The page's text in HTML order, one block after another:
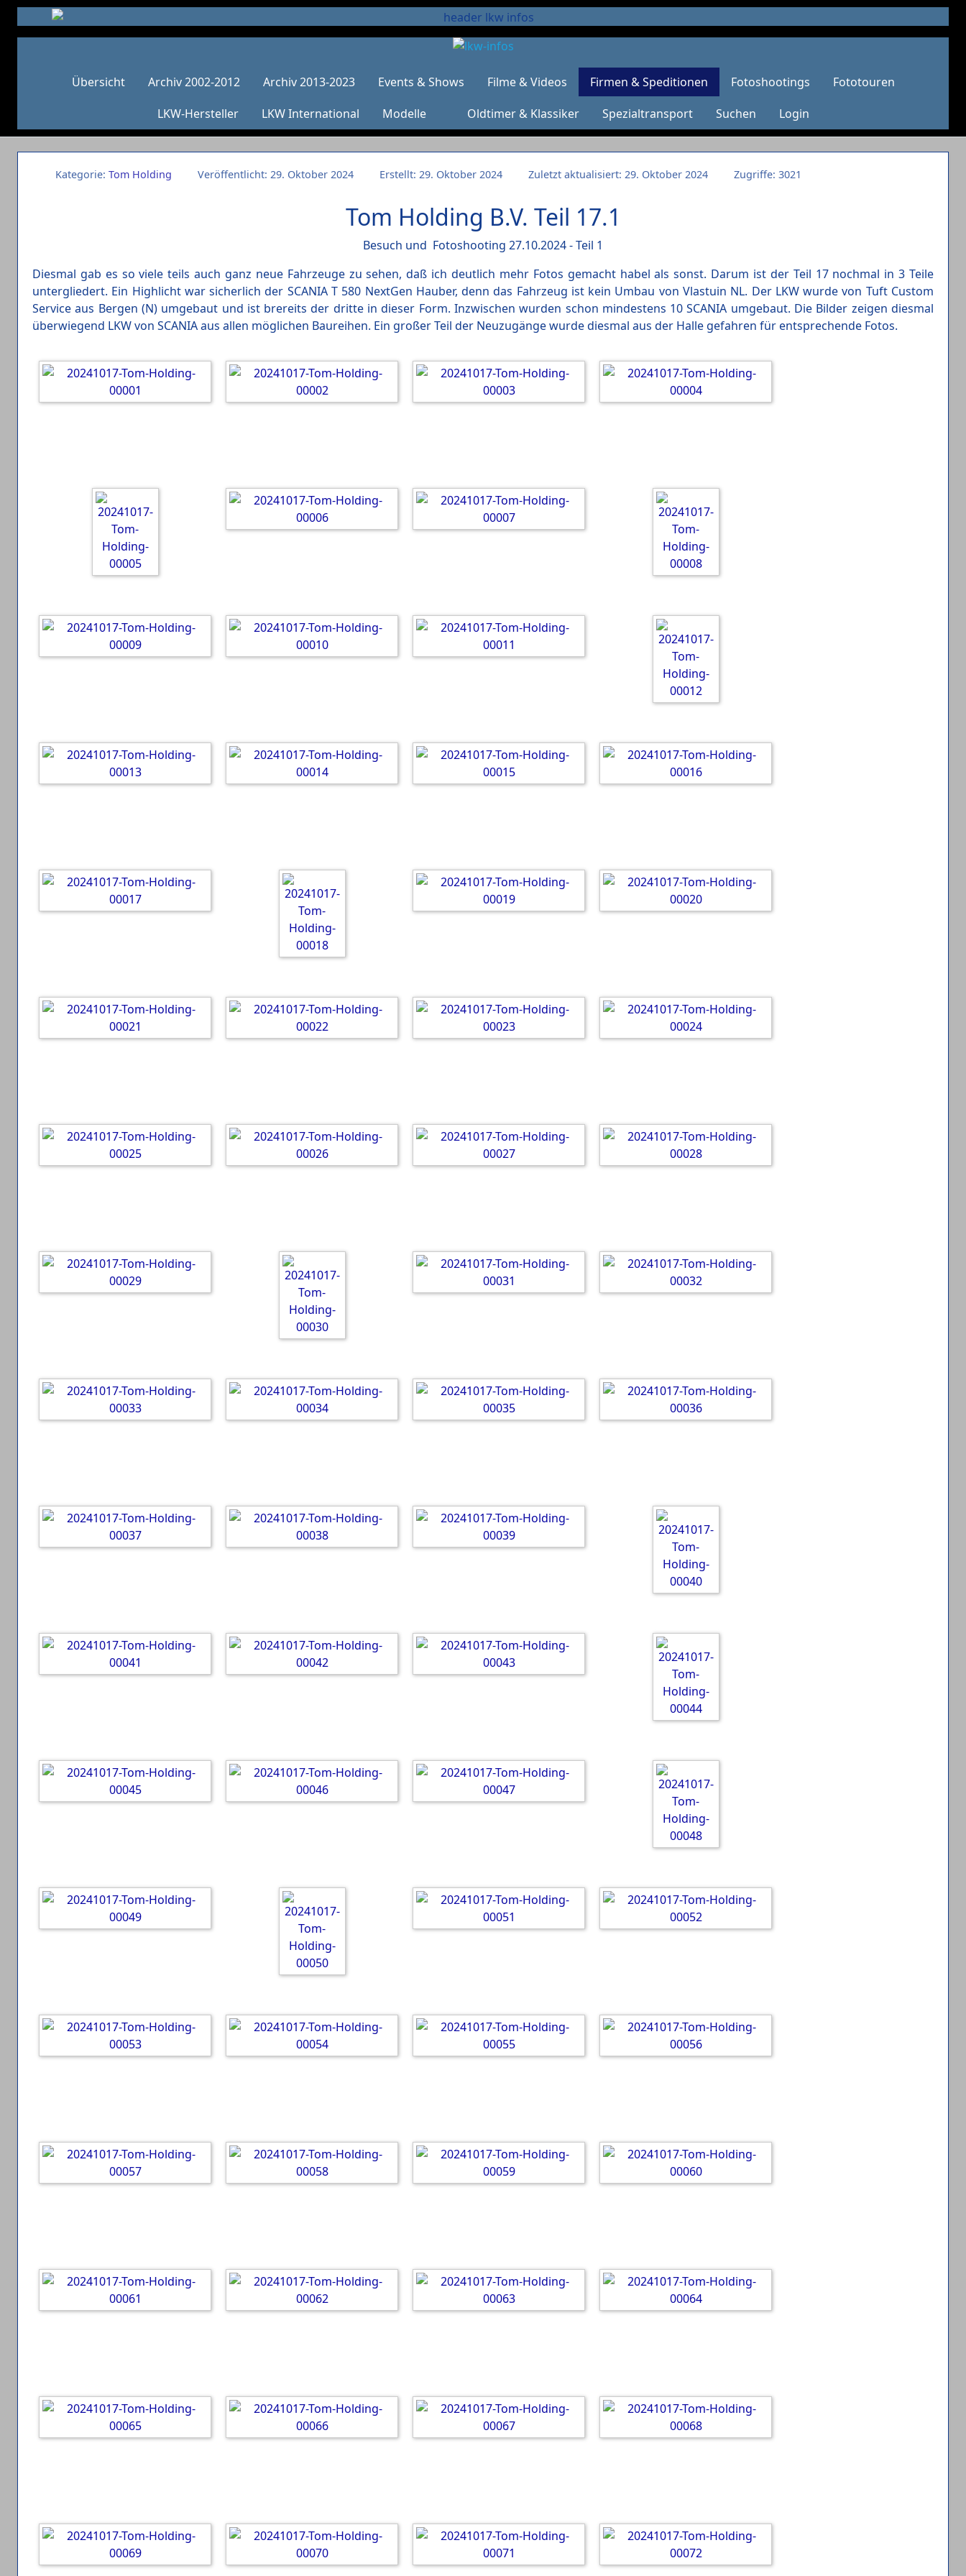
Übersicht Archiv 2002-2012 Archiv 2013-2023 Events & Shows Filme & Videos Firmen & Speditionen Fotoshootings
Fototouren
LKW-Hersteller
LKW International Modelle Oldtimer & Klassiker Spezialtransport Suchen Login
Kategorie: Tom Holding Veröffentlicht: 29. Oktober 2024 Erstellt: 29. Oktober 2024 Zuletzt aktualisiert: 29. Oktober 2024 Zugriffe: 3021
Tom Holding B.V. Teil 17.1
Besuch und Fotoshooting 27.10.2024 - Teil 1
Diesmal gab es so viele teils auch ganz neue Fahrzeuge zu sehen, daß ich deutlich mehr Fotos gemacht habel als sonst. Darum ist der Teil 17 nochmal in 3 Teile
untergliedert. Ein Highlicht war sicherlich der SCANIA T 580 NextGen Hauber, denn das Fahrzeug ist kein Umbau von Vlastuin NL. Der LKW wurde von Tuft Custom
Service aus Bergen (N) umgebaut und ist brereits der dritte in dieser Form. Inzwischen wurden schon mindestens 10 SCANIA umgebaut. Die Bilder zeigen diesmal
überwiegend LKW von SCANIA aus allen möglichen Baureihen. Ein großer Teil der Neuzugänge wurde diesmal aus der Halle gefahren für entsprechende Fotos.